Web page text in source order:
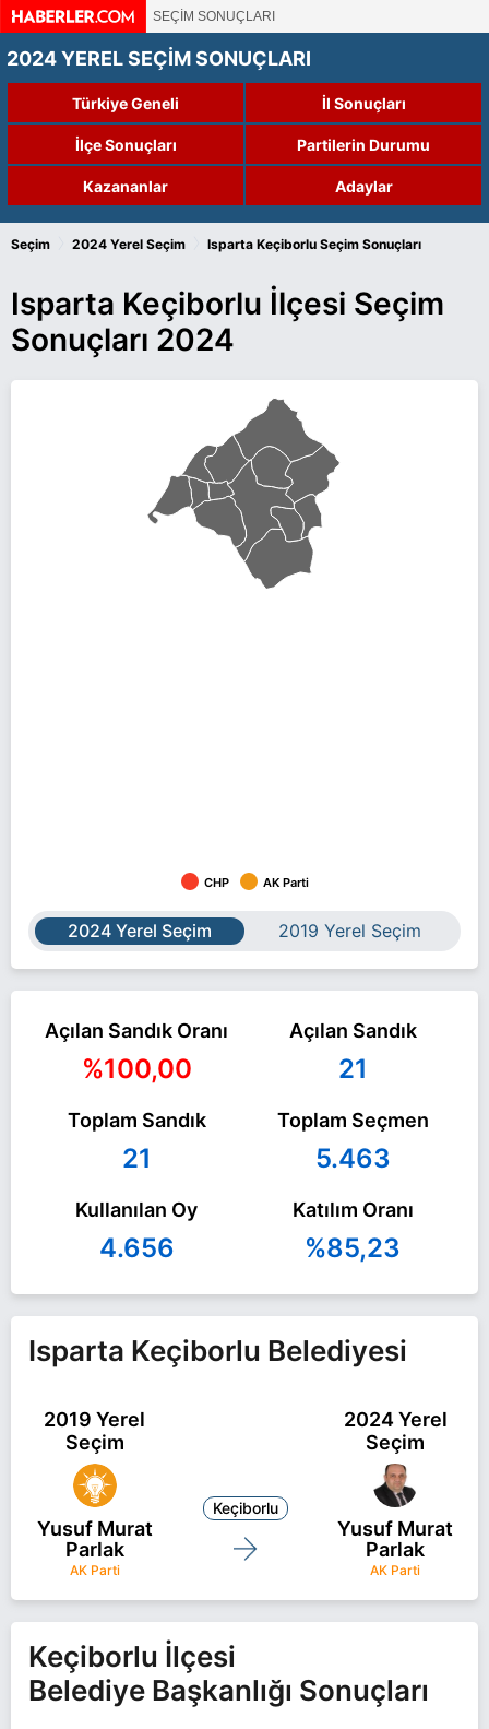
SEÇİM SONUÇLARI
2024 YEREL SEÇİM SONUÇLARI
Türkiye Geneli İl Sonuçları
İlçe Sonuçları Partilerin Durumu
Kazananlar Adaylar
Seçim 2024 Yerel Seçim Isparta Keçiborlu Seçim Sonuçları
Isparta Keçiborlu İlçesi Seçim
Sonuçları 2024
CHP AK Parti
2024 Yerel Seçim 2019 Yerel Seçim
Açılan Sandık Oranı
%100,00
Açılan Sandık
21
Toplam Sandık
21
Toplam Seçmen
5.463
Kullanılan Oy
4.656
Katılım Oranı
%85,23
Isparta Keçiborlu Belediyesi
2019 Yerel
Seçim
2024 Yerel
Seçim
Yusuf Murat
Parlak
AK Parti
Keçiborlu
Yusuf Murat
Parlak
AK Parti
Keçiborlu İlçesi
Belediye Başkanlığı Sonuçları